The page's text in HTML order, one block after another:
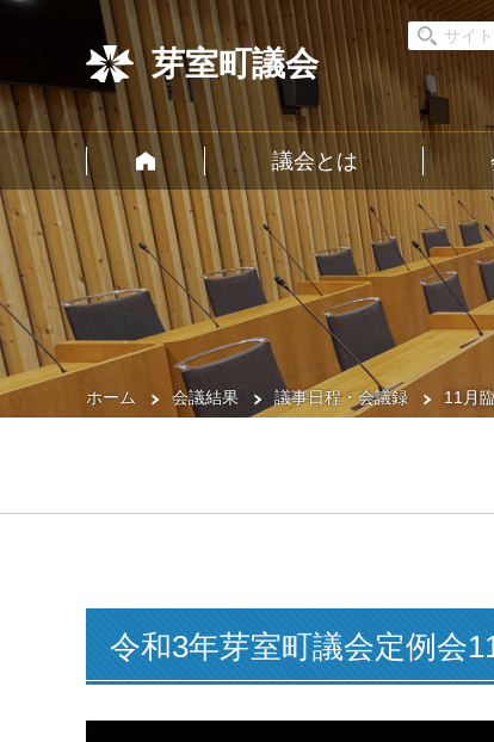
芽室町議会
議会とは
ホーム 会議結果 議事日程・会議録 11月
令和3年芽室町議会定例会